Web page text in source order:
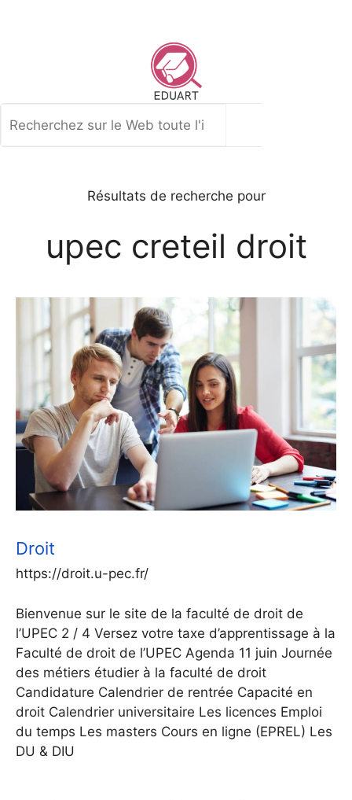
Résultats de recherche pour
upec creteil droit
Droit
https://droit.u-pec.fr/
Bienvenue sur le site de la faculté de droit de
l’UPEC 2 / 4 Versez votre taxe d’apprentissage à la
Faculté de droit de l’UPEC Agenda 11 juin Journée
des métiers étudier à la faculté de droit
Candidature Calendrier de rentrée Capacité en
droit Calendrier universitaire Les licences Emploi
du temps Les masters Cours en ligne (EPREL) Les
DU & DIU